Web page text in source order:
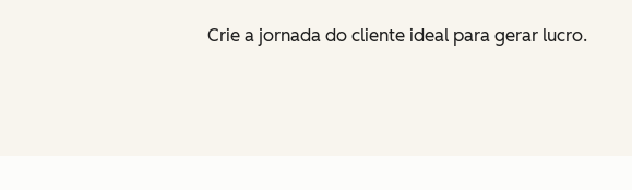
Crie a jornada do cliente ideal para gerar lucro.